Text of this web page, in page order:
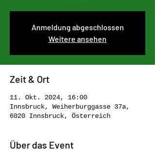
Anmeldung abgeschlossen
Weitere ansehen
Zeit & Ort
11. Okt. 2024, 16:00
Innsbruck, Weiherburggasse 37a,
6020 Innsbruck, Österreich
Über das Event